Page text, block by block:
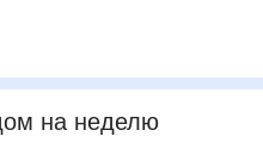
на неделю